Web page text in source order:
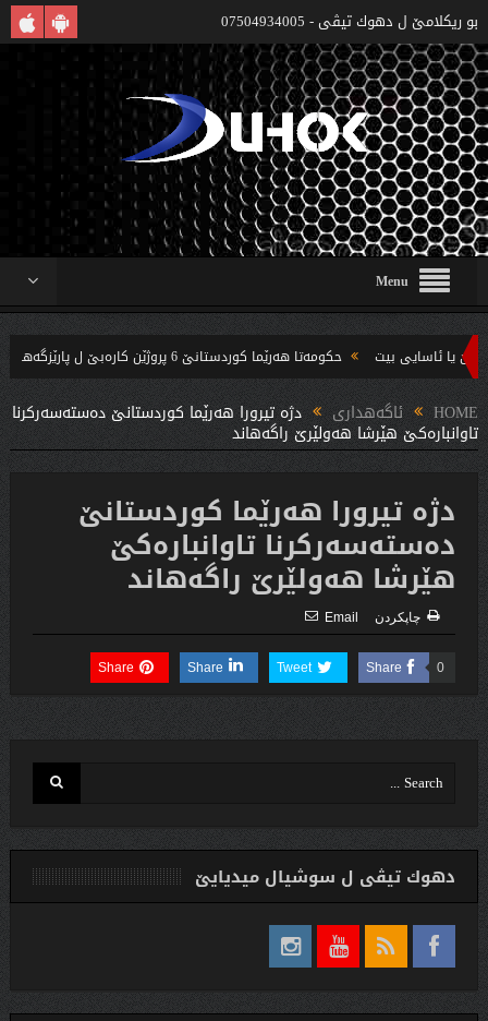
بو ريكلامێ ل دهوك تیڤی - 07504934005
Menu
حکومەتا هەرێما کوردستانێ 6 پروژێن کارەبێ ل پارێزگەها دهوکێ هنارتنه‌ قوناغا بجهئینانێ
بریار ده‌رئێخستنHOME ئاگەهداری دژه‌ تیرورا هه‌رێما كوردستانێ ده‌سته‌سه‌ركرنا
تاوانباره‌كێ هێرشا هه‌ولێرێ راگه‌هاند
دژه‌ تیرورا هه‌رێما كوردستانێ
ده‌سته‌سه‌ركرنا تاوانباره‌كێ
هێرشا هه‌ولێرێ راگه‌هاند
چاپكردن Email
Share 0
Tweet
Share
Share
دهوك تیڤی ل سوشیال ميديایێ